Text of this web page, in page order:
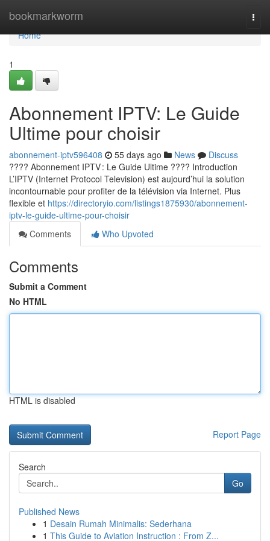
bookmarkworm
Home
Home
1
Abonnement IPTV: Le Guide
Ultime pour choisir
abonnement-iptv596408 55 days ago News
Discuss
???? Abonnement IPTV : Le Guide Ultime ???? Introduction
L’IPTV (Internet Protocol Television) est aujourd’hui la solution
incontournable pour profiter de la télévision via Internet. Plus
flexible et https://directoryio.com/listings1875930/abonnement-
iptv-le-guide-ultime-pour-choisir
Comments
Who Upvoted
Comments
Submit a Comment
No HTML
HTML is disabled
Report Page
Search
Go
Published News
1 Desain Rumah Minimalis: Sederhana
1 This Guide to Aviation Instruction : From Z...